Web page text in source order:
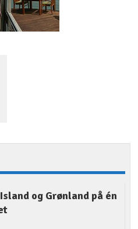
og Grønland på én